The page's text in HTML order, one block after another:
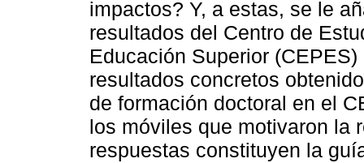
impactos? Y, a estas, se le
resultados del Centro de
Educación Superior
resultados concretos
de formación doctoral en el
los móviles que motivaron la
respuestas constituyen la